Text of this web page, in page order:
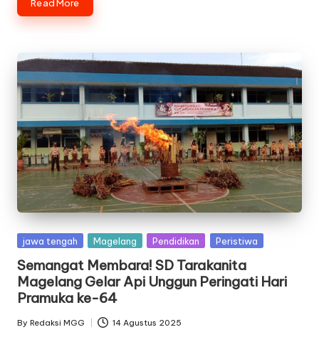
Read More
Posted
jawa tengah Magelang Pendidikan Peristiwa
Semangat Membara! SD Tarakanita
Magelang Gelar Api Unggun Peringati Hari
Pramuka ke-64
Posted
By Redaksi MGG 14 Agustus 2025